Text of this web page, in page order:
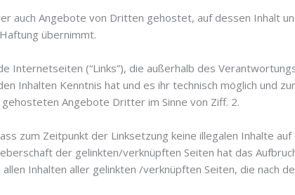
auch Angebote von Dritten gehostet, auf dessen Inhalt
übernimmt.
Internetseiten (“Links”), die außerhalb des
Inhalten Kenntnis hat und es ihr technisch möglich und
Angebote Dritter im Sinne von Ziff. 2.
zum Zeitpunkt der Linksetzung keine illegalen Inhalte
der gelinkten/verknüpften Seiten hat das
Inhalten aller gelinkten /verknüpften Seiten, die nach